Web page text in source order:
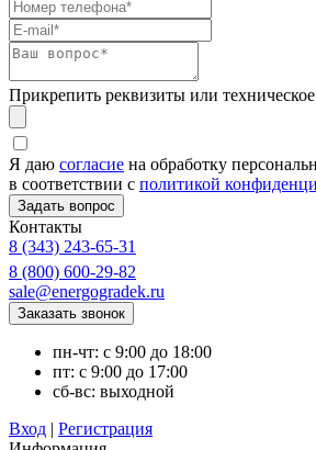
Прикрепить реквизиты или техническое
Я даю согласие на обработку
в соответствии с политикой
Контакты
8 (343) 243-65-31
8 (800) 600-29-82
sale@energogradek.ru
пн-чт: с 9:00 до 18:00
пт: с 9:00 до 17:00
сб-вс: выходной
Вход | Регистрация